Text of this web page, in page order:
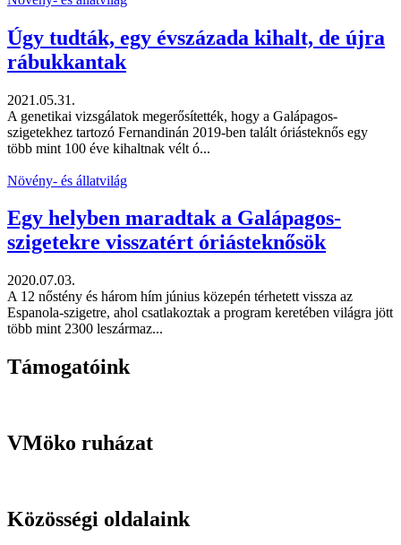
Úgy tudták, egy évszázada kihalt, de újra
rábukkantak
2021.05.31.
A genetikai vizsgálatok megerősítették, hogy a Galápagos-
szigetekhez tartozó Fernandinán 2019-ben talált óriásteknős egy
több mint 100 éve kihaltnak vélt ó...
Növény- és állatvilág
Egy helyben maradtak a Galápagos-
szigetekre visszatért óriásteknősök
2020.07.03.
A 12 nőstény és három hím június közepén térhetett vissza az
Espanola-szigetre, ahol csatlakoztak a program keretében világra jött
több mint 2300 leszármaz...
Támogatóink
VMöko ruházat
Közösségi oldalaink